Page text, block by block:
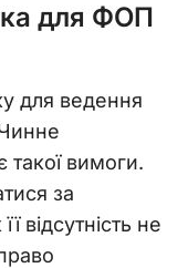
для ФОП
для ведення
такої вимоги.
за
відсутність не